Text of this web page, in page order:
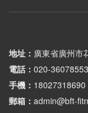
地址： 廣東省廣州市
電話： 020-36078553
手機： 18027318690
郵箱： admin@bft-